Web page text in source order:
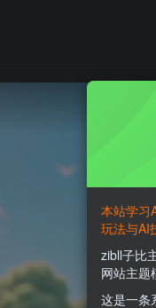
本站学习
玩法与AI
zibll子比
网站主题
这是一条